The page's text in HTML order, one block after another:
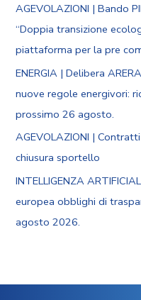
AGEVOLAZIONI | Bando
“Doppia transizione
piattaforma per la pre
ENERGIA | Delibera
nuove regole energivori:
prossimo 26 agosto.
AGEVOLAZIONI |
chiusura sportello
INTELLIGENZA
europea obblighi di
agosto 2026.